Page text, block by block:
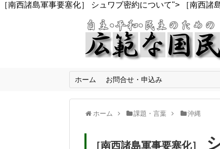
［南西諸島軍事要塞化］ シュワブ密約について"> ［南西諸
ホーム お問合せ・申込み
ホーム 課題・言葉 沖縄
［南西諸島軍事要塞化］